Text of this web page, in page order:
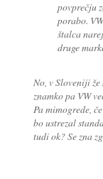
povprečju
porabo.
štalca
druge
No, v Sloveniji
znamko pa VW
Pa mimogrede,
bo ustrezal
tudi ok? Se zna